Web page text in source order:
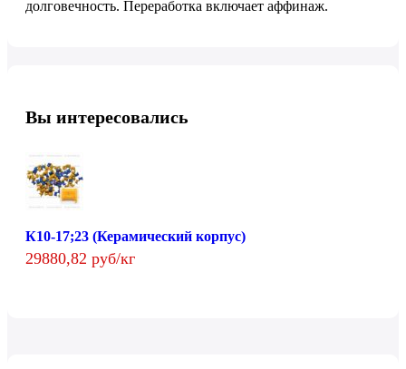
долговечность. Переработка включает аффинаж.
Вы интересовались
К10-17;23 (Керамический корпус)
29880,82 руб/кг